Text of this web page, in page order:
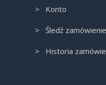
> Konto
> Śledź zamówienie
> Historia